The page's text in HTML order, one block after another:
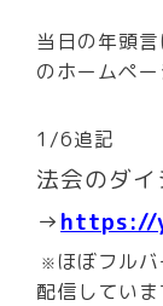
当日の年頭
のホームペ
1/6追記
法会のダイ
→https://
※ほぼフル
配信してい